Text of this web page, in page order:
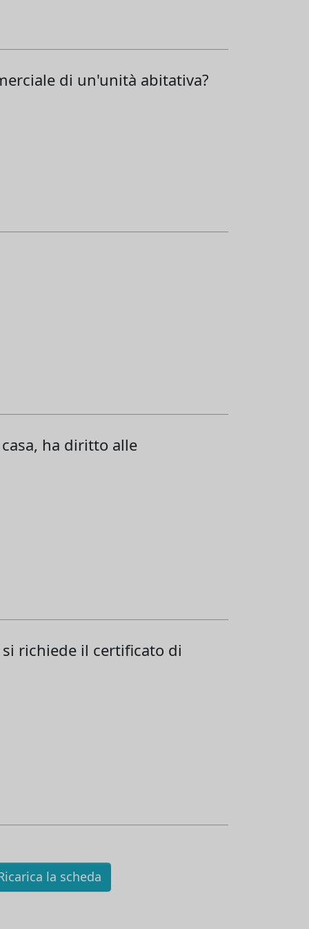
di un'unità abitativa?
ha diritto alle
richiede il certificato di
la scheda